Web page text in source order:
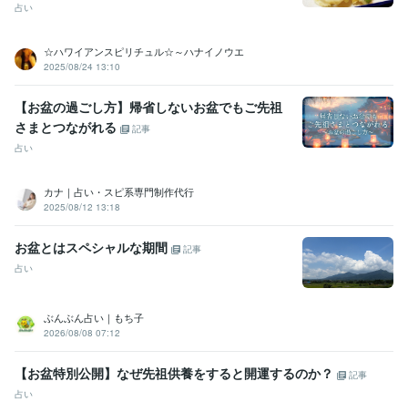
占い
☆ハワイアンスピリチュル☆～ハナイノウエ
2025/08/24 13:10
【お盆の過ごし方】帰省しないお盆でもご先祖
さまとつながれる
記事
占い
カナ｜占い・スピ系専門制作代行
2025/08/12 13:18
お盆とはスペシャルな期間
記事
占い
ぶんぶん占い｜もち子
2026/08/08 07:12
【お盆特別公開】なぜ先祖供養をすると開運するのか？
記事
占い